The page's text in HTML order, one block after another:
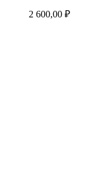
2 600,00 ₽